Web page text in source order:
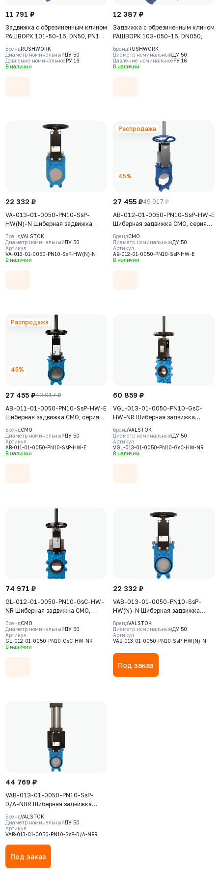
11 791 ₽
Задвижка с обрезиненным клином
РАШВОРК 101-50-16, DN50, PN16,
корпус - GJS-500-7 (GGG50),
клин - GJS-500-7 (GGG50),
уплотнение - EPDM, Ф/Ф, штурвал
БрендRUSHWORK
Диаметр номинальныйДУ 50
Давление номинальноеРУ 16
В наличии
12 387 ₽
Задвижка с обрезиненным клином
РАШВОРК 103-050-16, DN050,
PN16, корпус-GJS-500-7
(GGG50), клин-GJS-500-7
(GGG50), уплотнение-EPDM, Ф/Ф,
БрендRUSHWORK
Диаметр номинальныйДУ 50
Давление номинальноеРУ 16
В наличии
22 332 ₽
VA-013-01-0050-PN10-SsP-
HW(N)-N Шиберная задвижка
Valstok, серия VA, DN0050, PN10,
штурвал, невыдвижной шток,
корпус GJS-400-15 (GGG40), нож
AISI304, седловое уплотнение
БрендVALSTOK
Диаметр номинальныйДУ 50
Артикул
VA-013-01-0050-PN10-SsP-HW(N)-N
В наличии
Распродажа
27 455 ₽49 917 ₽
45%
AB-012-01-0050-PN10-SsP-HW-E
Шиберная задвижка CMO, серия
АВ, DN50, РN10, штурвал,
выдвижной шток, корпус GJS-
500-7 (GGG50), нож AISI304,
седловое уплотнение EPDM
БрендCMO
Диаметр номинальныйДУ 50
Артикул
AB-012-01-0050-PN10-SsP-HW-E
В наличии
Распродажа
27 455 ₽49 917 ₽
45%
AB-011-01-0050-PN10-SsP-HW-E
Шиберная задвижка CMO, серия
АВ, DN50, РN10, штурвал,
выдвижной шток, корпус GJL-250
(GG25), нож AISI304, седловое
уплотнение EPDM
БрендCMO
Диаметр номинальныйДУ 50
Артикул
AB-011-01-0050-PN10-SsP-HW-E
В наличии
60 859 ₽
VGL-013-01-0050-PN10-GsC-
HW-NR Шиберная задвижка
Valstok, серия VGL, DN 0050,
PN10, штурвал, выдвижной шток,
корпус GJS-400-15 (GGG40) нож
AISI304, уплотнение Natural
БрендVALSTOK
Диаметр номинальныйДУ 50
Артикул
VGL-013-01-0050-PN10-GsC-HW-NR
В наличии
74 971 ₽
GL-012-01-0050-PN10-GsC-HW-
NR Шиберная задвижка CMO,
серия GL, DN0050, PN10, штурвал,
выдвижной шток, корпус GJS-
500-7 (GGG50), нож AISI304,
седловое уплотнение Natural
БрендCMO
Диаметр номинальныйДУ 50
Артикул
GL-012-01-0050-PN10-GsC-HW-NR
В наличии
22 332 ₽
VAB-013-01-0050-PN10-SsP-
HW(N)-N Шиберная задвижка
Valstok, серия VAB, DN0050, PN10,
штурвал, невыдвижной шток,
корпус GJS-400-15 (GGG40), нож
AISI304, седловое уплотнение
NBR
БрендVALSTOK
Диаметр номинальныйДУ 50
Артикул
VAB-013-01-0050-PN10-SsP-HW(N)-N
Под заказ
44 769 ₽
VAB-013-01-0050-PN10-SsP-
D/A-NBR Шиберная задвижка
Valstok, серия VAB, DN 0050,
PN=10 Бар, пневмопривод
двойного действия, корпус GJS-
400-15 (GGG40), нож AISI304,
седловое уплотнение NBR
БрендVALSTOK
Диаметр номинальныйДУ 50
Артикул
VAB-013-01-0050-PN10-SsP-D/A-NBR
Под заказ